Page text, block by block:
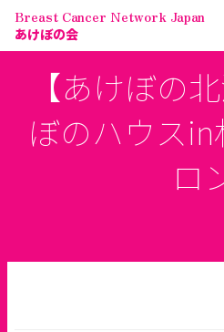
Breast Cancer Network Japan
あけぼの会
【あけぼの
ぼのハウス
ロ